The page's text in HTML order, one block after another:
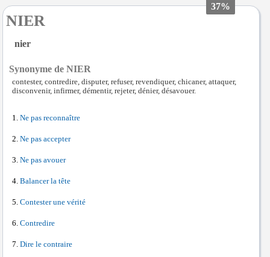
37%
NIER
nier
Synonyme de NIER
contester, contredire, disputer, refuser, revendiquer, chicaner, attaquer,
disconvenir, infirmer, démentir, rejeter, dénier, désavouer.
Ne pas reconnaître
Ne pas accepter
Ne pas avouer
Balancer la tête
Contester une vérité
Contredire
Dire le contraire